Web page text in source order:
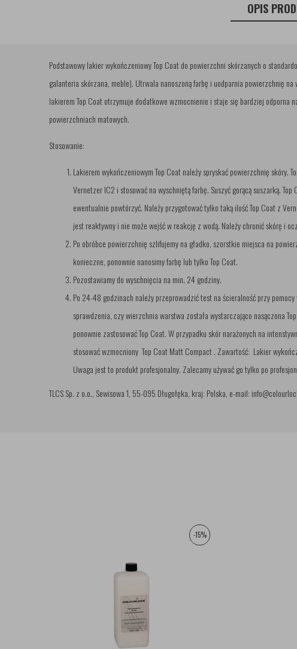
OPIS
Podstawowy lakier wykończeniowy Top Coat do powierzchni skórzanych o
galanteria skórzana, meble). Utrwala nanoszoną farbę i uodparnia powierzchnię
lakierem Top Coat otrzymuje dodatkowe wzmocnienie i staje się bardziej odporna
powierzchniach matowych.
Stosowanie:
Lakierem wykończeniowym Top Coat należy spryskać powierzchnię skóry.
Vernetzer IC2 i stosować na wyschniętą farbę. Suszyć gorącą suszarką.
ewentualnie powtórzyć. Należy przygotować tylko taką ilość Top Coat z
jest reaktywny i nie może wejść w reakcję z wodą. Należy chronić skórę i
Po obróbce powierzchnię szlifujemy na gładko, szorstkie miejsca na
konieczne, ponownie nanosimy farbę lub tylko Top Coat.
Pozostawiamy do wyschnięcia na min. 24 godziny.
Po 24-48 godzinach należy przeprowadzić test na ścieralność przy
sprawdzenia, czy wierzchnia warstwa została wystarczająco nasączona
ponownie zastosować Top Coat. W przypadku skór narażonych na
stosować wzmocniony Top Coat Matt Compact . Zawartość: Lakier
Uwaga jest to produkt profesjonalny. Zalecamy używać go tylko po
TLCS Sp. z o.o., Sewisowa 1, 55-095 Długołęka, kraj: Polska, e-mail:
-15%